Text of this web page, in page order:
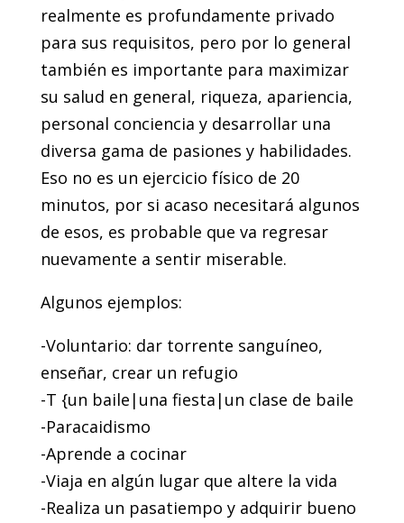
realmente es profundamente privado
para sus requisitos, pero por lo general
también es importante para maximizar
su salud en general, riqueza, apariencia,
personal conciencia y desarrollar una
diversa gama de pasiones y habilidades.
Eso no es un ejercicio físico de 20
minutos, por si acaso necesitará algunos
de esos, es probable que va regresar
nuevamente a sentir miserable.
Algunos ejemplos:
-Voluntario: dar torrente sanguíneo,
enseñar, crear un refugio
-T {un baile|una fiesta|un clase de baile
-Paracaidismo
-Aprende a cocinar
-Viaja en algún lugar que altere la vida
-Realiza un pasatiempo y adquirir bueno